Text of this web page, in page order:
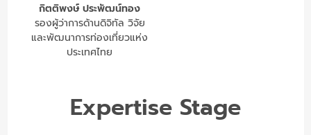
กิตติพงษ์ ประพัฒน์ทอง
รองผู้ว่าการด้านดิจิทัล วิจัย
และพัฒนาการท่องเที่ยวแห่ง
ประเทศไทย
Expertise Stage